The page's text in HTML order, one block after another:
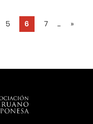
5 6 7 ... »